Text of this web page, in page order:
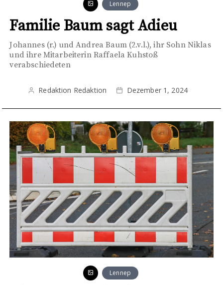
Lennep
Familie Baum sagt Adieu
Johannes (r.) und Andrea Baum (2.v.l.), ihr Sohn Niklas
und ihre Mitarbeiterin Raffaela Kuhstoß
verabschiedeten
Redaktion Redaktion Dezember 1, 2024
Lennep